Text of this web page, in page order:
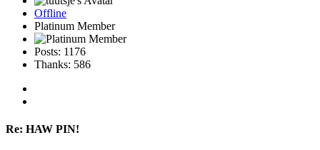
Offline
Platinum Member
Posts: 1176
Thanks: 586
Re: HAW PIN!